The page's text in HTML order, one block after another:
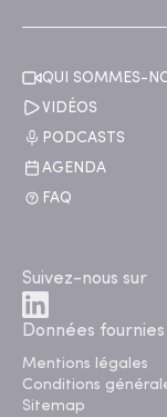
QUI SOMMES-
VIDÉOS
PODCASTS
AGENDA
FAQ
Suivez-nous sur
Données
Mentions légales
Conditions
Sitemap